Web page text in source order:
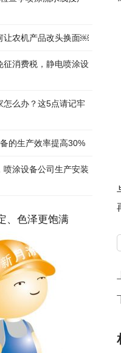
让农机产品改头换面￼
征消费税，静电喷涂设
怎么办？这5点请记牢
的生产效率提高30%
喷涂设备公司生产安装
、色泽更饱满